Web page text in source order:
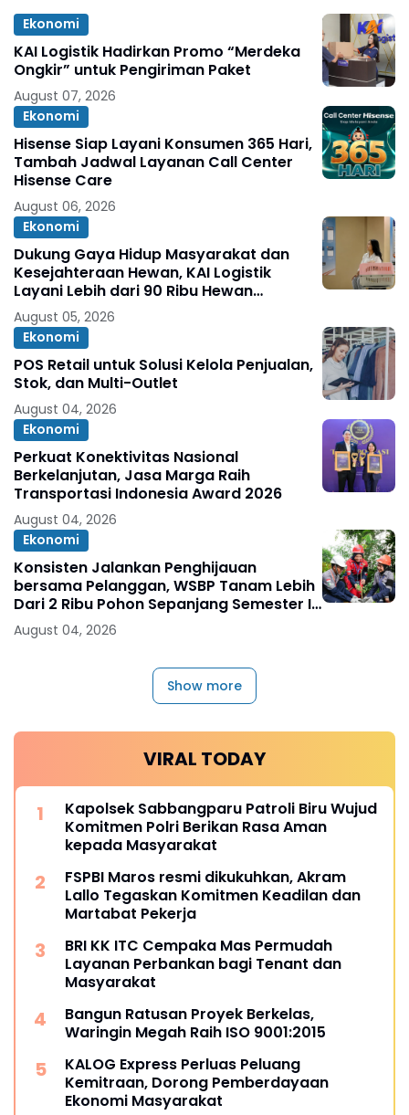
Ekonomi
KAI Logistik Hadirkan Promo “Merdeka
Ongkir” untuk Pengiriman Paket
August 07, 2026
Ekonomi
Hisense Siap Layani Konsumen 365 Hari,
Tambah Jadwal Layanan Call Center
Hisense Care
August 06, 2026
Ekonomi
Dukung Gaya Hidup Masyarakat dan
Kesejahteraan Hewan, KAI Logistik
Layani Lebih dari 90 Ribu Hewan
Peliharaan pada Semester I 2026
August 05, 2026
Ekonomi
POS Retail untuk Solusi Kelola Penjualan,
Stok, dan Multi-Outlet
August 04, 2026
Ekonomi
Perkuat Konektivitas Nasional
Berkelanjutan, Jasa Marga Raih
Transportasi Indonesia Award 2026
August 04, 2026
Ekonomi
Konsisten Jalankan Penghijauan
bersama Pelanggan, WSBP Tanam Lebih
Dari 2 Ribu Pohon Sepanjang Semester I
2026
August 04, 2026
Show more
VIRAL TODAY
Kapolsek Sabbangparu Patroli Biru Wujud
Komitmen Polri Berikan Rasa Aman
kepada Masyarakat
FSPBI Maros resmi dikukuhkan, Akram
Lallo Tegaskan Komitmen Keadilan dan
Martabat Pekerja
BRI KK ITC Cempaka Mas Permudah
Layanan Perbankan bagi Tenant dan
Masyarakat
Bangun Ratusan Proyek Berkelas,
Waringin Megah Raih ISO 9001:2015
KALOG Express Perluas Peluang
Kemitraan, Dorong Pemberdayaan
Ekonomi Masyarakat